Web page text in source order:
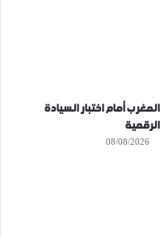
المغرب أمام اختبار السيادة
الرقمية
08/08/2026